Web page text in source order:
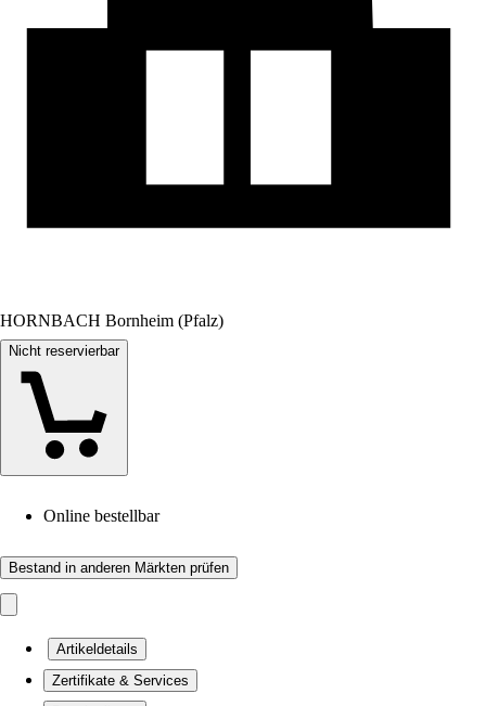
HORNBACH Bornheim (Pfalz)
Nicht reservierbar
Online bestellbar
Bestand in anderen Märkten prüfen
Artikeldetails
Zertifikate & Services